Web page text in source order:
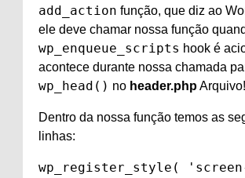
add_action função, que diz ao
ele deve chamar nossa função
wp_enqueue_scripts hook é
acontece durante nossa chamada
wp_head() no header.phpArquivo!
Dentro da nossa função temos as
linhas:
wp_register_style(